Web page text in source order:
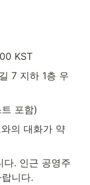
KST
7 지하 1층 우
포함)
의 대화가 약
다. 인근 공영주
니다.